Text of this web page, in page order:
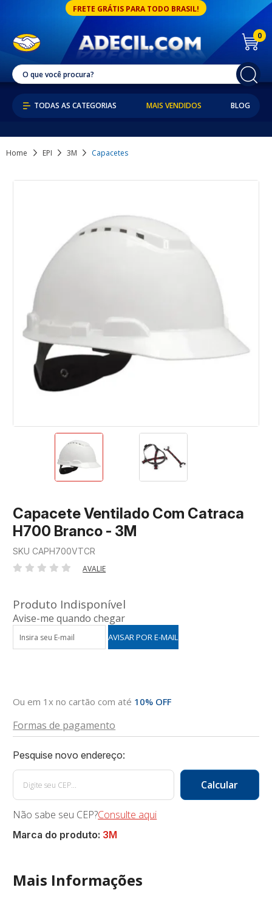
FRETE GRÁTIS PARA TODO BRASIL!
0
MAIS VENDIDOS BLOG
Home EPI 3M Capacetes
Capacete Ventilado Com Catraca
H700 Branco - 3M
SKU CAPH700VTCR
AVALIE
Produto Indisponível
Avise-me quando chegar
Ou em 1x no cartão com até 10% OFF
Formas de pagamento
Não sabe seu CEP?Consulte aqui
Marca do produto: 3M
Mais Informações